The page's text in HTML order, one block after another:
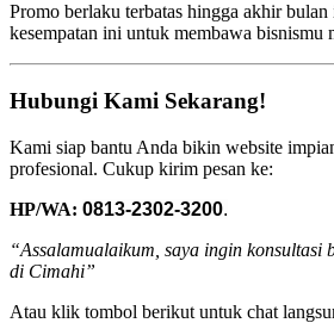
Promo berlaku terbatas hingga akhir
kesempatan ini untuk membawa bisnismu
Hubungi Kami Sekarang!
Kami siap bantu Anda bikin website
profesional. Cukup kirim pesan ke:
HP/WA: 0813-2302-3200.
“Assalamualaikum, saya ingin konsultasi
di Cimahi”
Atau klik tombol berikut untuk chat